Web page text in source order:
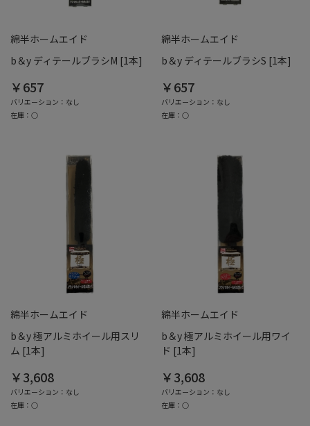
綿半ホームエイド
b＆y ディテールブラシM [1本]
￥657
バリエーション：なし
在庫：○
綿半ホームエイド
b＆y ディテールブラシS [1本]
￥657
バリエーション：なし
在庫：○
綿半ホームエイド
b＆y 極アルミホイール用スリ
ム [1本]
￥3,608
バリエーション：なし
在庫：○
綿半ホームエイド
b＆y 極アルミホイール用ワイ
ド [1本]
￥3,608
バリエーション：なし
在庫：○